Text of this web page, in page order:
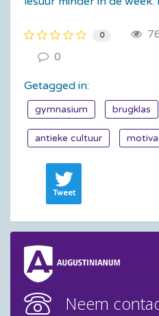
0
0
Getagged in:
gymnasium brugklas
antieke cultuur
Tweet
Neem